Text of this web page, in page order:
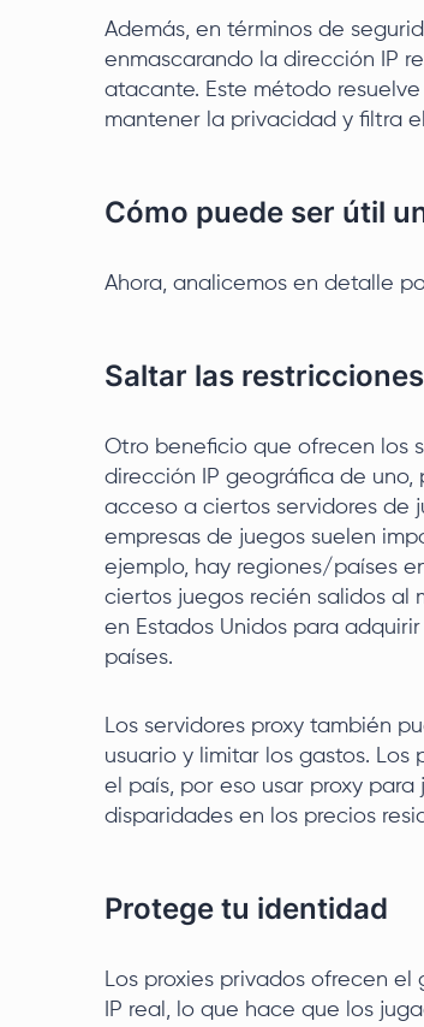
Además, en términos de
enmascarando la dirección IP
atacante. Este método
mantener la privacidad y filtra
Cómo puede ser útil
Ahora, analicemos en detalle
Saltar las
Otro beneficio que ofrecen los
dirección IP geográfica de
acceso a ciertos servidores de
empresas de juegos suelen
ejemplo, hay regiones/países
ciertos juegos recién salidos al
en Estados Unidos para
países.
Los servidores proxy también
usuario y limitar los gastos.
el país, por eso usar proxy
disparidades en los precios
Protege tu identidad
Los proxies privados ofrecen
IP real, lo que hace que los